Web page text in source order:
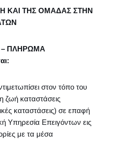
ΚΑΙ ΤΗΣ ΟΜΑΔΑΣ ΣΤΗΝ
– ΠΛΗΡΩΜΑ
στον τόπο του
ζωή καταστάσεις
καταστάσεις) σε επαφή
Υπηρεσία Επειγόντων εις
με τα μέσα